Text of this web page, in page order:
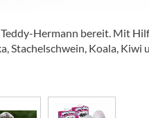
Hermann bereit. Mit
Stachelschwein, Koala, Kiwi